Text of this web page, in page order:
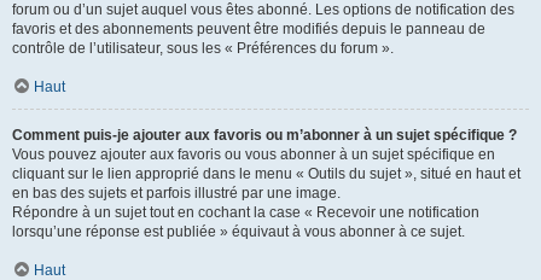
forum ou d’un sujet auquel vous êtes abonné. Les options de notification des
favoris et des abonnements peuvent être modifiés depuis le panneau de
contrôle de l’utilisateur, sous les « Préférences du forum ».
Haut
Comment puis-je ajouter aux favoris ou m’abonner à un sujet spécifique ?
Vous pouvez ajouter aux favoris ou vous abonner à un sujet spécifique en
cliquant sur le lien approprié dans le menu « Outils du sujet », situé en haut et
en bas des sujets et parfois illustré par une image.
Répondre à un sujet tout en cochant la case « Recevoir une notification
lorsqu’une réponse est publiée » équivaut à vous abonner à ce sujet.
Haut